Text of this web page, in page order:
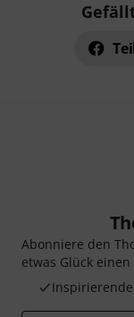
Abonniere den
etwas Glück einen